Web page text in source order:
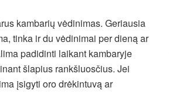
kambarių vėdinimas. Geriausia
tinka ir du vėdinimai per dieną ar
padidinti laikant kambaryje
šlapius rankšluosčius. Jei
įsigyti oro drėkintuvą ar